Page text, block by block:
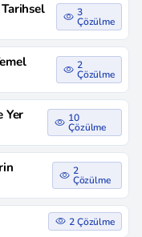
3
Çözülme
2
Çözülme
Yer
10
Çözülme
2
Çözülme
2 Çözülme